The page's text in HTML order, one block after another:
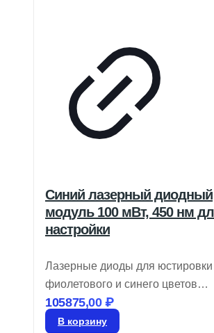
Синий лазерный диодный
модуль 100 мВт, 450 нм
настройки
Лазерные диоды для юстировки
фиолетового и синего цветов
обеспечивают модуляцию TTL до
10 кГц и имеют круглый профиль
105875,00₽
В корзину